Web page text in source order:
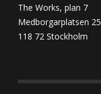
The Works, plan 7
Medborgarplatsen 25
118 72 Stockholm